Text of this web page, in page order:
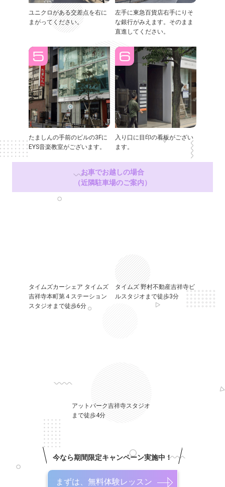
ユニクロがある交差点を右に
まがってください。
左手に東急百貨店右手にりそ
な銀行がみえます。そのまま
直進してください。
たましんの手前のビルの3Fに
EYS音楽教室がございます。
入り口に目印の看板がござい
ます。
お車でお越しの場合
（近隣駐車場のご案内）
タイムズカーシェア タイムズ
吉祥寺本町第４ステーション
スタジオまで徒歩6分
タイムズ 野村不動産吉祥寺ビ
ルスタジオまで徒歩3分
アットパーク吉祥寺スタジオ
まで徒歩4分
今なら期間限定キャンペーン実施中！
まずは、無料体験レッスン